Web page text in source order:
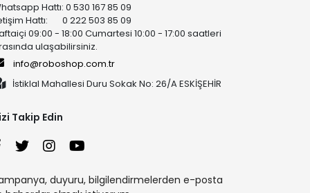
Hattı: 0 530 167 85 09
Hattı: 0 222 503 85 09
09:00 - 18:00 Cumartesi 10:00 - 17:00 saatleri
ulaşabilirsiniz.
info@roboshop.com.tr
İstiklal Mahallesi Duru Sokak No: 26/A ESKİŞEHİR
Takip Edin
duyuru, bilgilendirmelerden e-posta